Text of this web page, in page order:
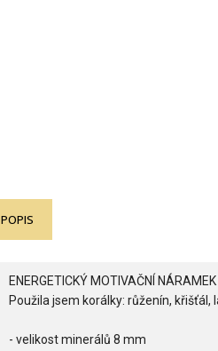
POPIS
ENERGETICKÝ MOTIVAČNÍ
Použila jsem korálky: růženín,
- velikost minerálů 8 mm